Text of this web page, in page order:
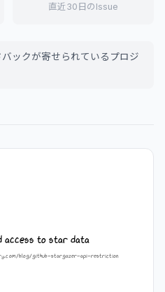
直近30日のIssue
ックが寄せられているプロジ